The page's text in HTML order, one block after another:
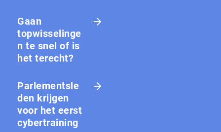
Gaan
topwisselinge
n te snel of is
het terecht?
Parlementsle
den krijgen
voor het eerst
cybertraining